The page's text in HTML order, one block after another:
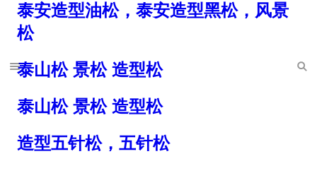
泰安造型油松，泰安造型黑松，风景
松
泰山松 景松 造型松
泰山松 景松 造型松
造型五针松，五针松